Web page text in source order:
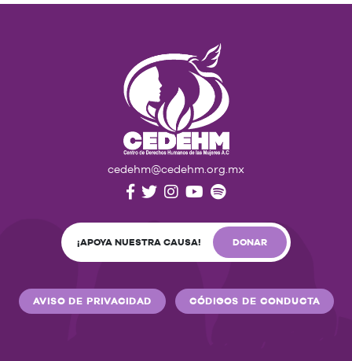
cedehm@cedehm.org.mx
¡APOYA NUESTRA CAUSA! DONAR
AVISO DE PRIVACIDAD CÓDIGOS DE CONDUCTA